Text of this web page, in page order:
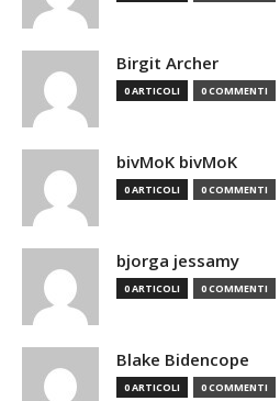
Birgit Archer
0 ARTICOLI 0 COMMENTI
bivMoK bivMoK
0 ARTICOLI 0 COMMENTI
bjorga jessamy
0 ARTICOLI 0 COMMENTI
Blake Bidencope
0 ARTICOLI 0 COMMENTI